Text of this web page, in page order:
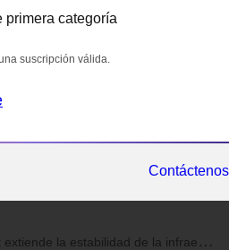
primera categoría
suscripción válida.
Contáctenos
la estabilidad de la infraestructura por décadas con...